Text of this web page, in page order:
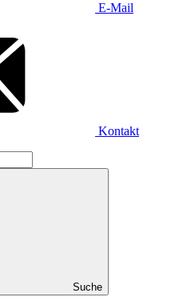
E-Mail
Kontakt
Suche